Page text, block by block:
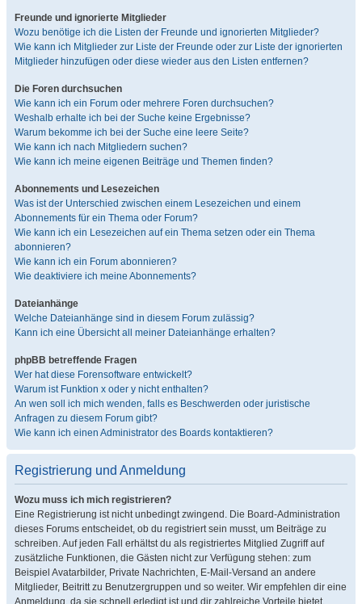
Freunde und ignorierte Mitglieder
Wozu benötige ich die Listen der Freunde und ignorierten Mitglieder?
Wie kann ich Mitglieder zur Liste der Freunde oder zur Liste der ignorierten
Mitglieder hinzufügen oder diese wieder aus den Listen entfernen?
Die Foren durchsuchen
Wie kann ich ein Forum oder mehrere Foren durchsuchen?
Weshalb erhalte ich bei der Suche keine Ergebnisse?
Warum bekomme ich bei der Suche eine leere Seite?
Wie kann ich nach Mitgliedern suchen?
Wie kann ich meine eigenen Beiträge und Themen finden?
Abonnements und Lesezeichen
Was ist der Unterschied zwischen einem Lesezeichen und einem
Abonnements für ein Thema oder Forum?
Wie kann ich ein Lesezeichen auf ein Thema setzen oder ein Thema
abonnieren?
Wie kann ich ein Forum abonnieren?
Wie deaktiviere ich meine Abonnements?
Dateianhänge
Welche Dateianhänge sind in diesem Forum zulässig?
Kann ich eine Übersicht all meiner Dateianhänge erhalten?
phpBB betreffende Fragen
Wer hat diese Forensoftware entwickelt?
Warum ist Funktion x oder y nicht enthalten?
An wen soll ich mich wenden, falls es Beschwerden oder juristische
Anfragen zu diesem Forum gibt?
Wie kann ich einen Administrator des Boards kontaktieren?
Registrierung und Anmeldung
Wozu muss ich mich registrieren?
Eine Registrierung ist nicht unbedingt zwingend. Die Board-Administration
dieses Forums entscheidet, ob du registriert sein musst, um Beiträge zu
schreiben. Auf jeden Fall erhältst du als registriertes Mitglied Zugriff auf
zusätzliche Funktionen, die Gästen nicht zur Verfügung stehen: zum
Beispiel Avatarbilder, Private Nachrichten, E-Mail-Versand an andere
Mitglieder, Beitritt zu Benutzergruppen und so weiter. Wir empfehlen dir eine
Anmeldung, da sie schnell erledigt ist und dir zahlreiche Vorteile bietet.